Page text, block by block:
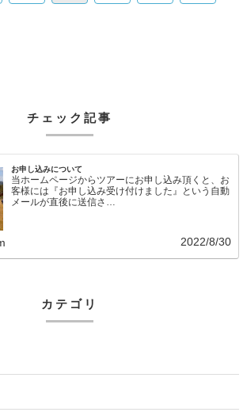
チェック記事
お申し込みについて
当ホームページからツアーにお申し込み頂くと、お
客様には『お申し込み受け付けました』という自動
メールが直後に送信さ…
2022/8/30
カテゴリ